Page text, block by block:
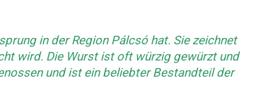
in der Region Pálcsó hat. Sie zeichnet
wird. Die Wurst ist oft würzig gewürzt und
und ist ein beliebter Bestandteil der